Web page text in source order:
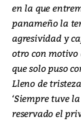
en la que
panameño la
agresividad y
otro con
que solo puso
Lleno de
‘Siempre tuve
reservado el